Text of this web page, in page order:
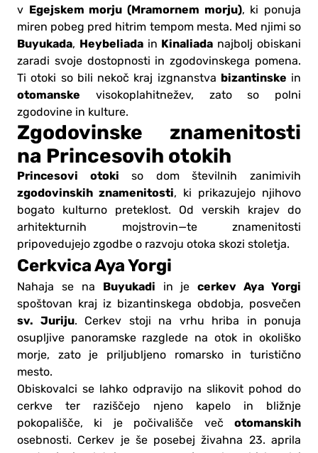
v Egejskem morju (Mramornem morju), ki ponuja
miren pobeg pred hitrim tempom mesta. Med njimi so
Buyukada, Heybeliadain Kinaliada najbolj obiskani
zaradi svoje dostopnosti in zgodovinskega pomena.
Ti otoki so bili nekoč kraj izgnanstva bizantinske in
otomanske visokoplahitnežev, zato so polni
zgodovine in kulture.
Zgodovinske znamenitosti
na Princesovih otokih
Princesovi otoki so dom številnih zanimivih
zgodovinskih znamenitosti, ki prikazujejo njihovo
bogato kulturno preteklost. Od verskih krajev do
arhitekturnih mojstrovin—te znamenitosti
pripovedujejo zgodbe o razvoju otoka skozi stoletja.
Cerkvica Aya Yorgi
Nahaja se na Buyukadi in jecerkev Aya Yorgi
spoštovan kraj iz bizantinskega obdobja, posvečen
sv. Juriju. Cerkev stoji na vrhu hriba in ponuja
osupljive panoramske razglede na otok in okoliško
morje, zato je priljubljeno romarsko in turistično
mesto.
Obiskovalci se lahko odpravijo na slikovit pohod do
cerkve ter raziščejo njeno kapelo in bližnje
pokopališče, ki je počivališče več otomanskih
osebnosti. Cerkev je še posebej živahna 23. aprila